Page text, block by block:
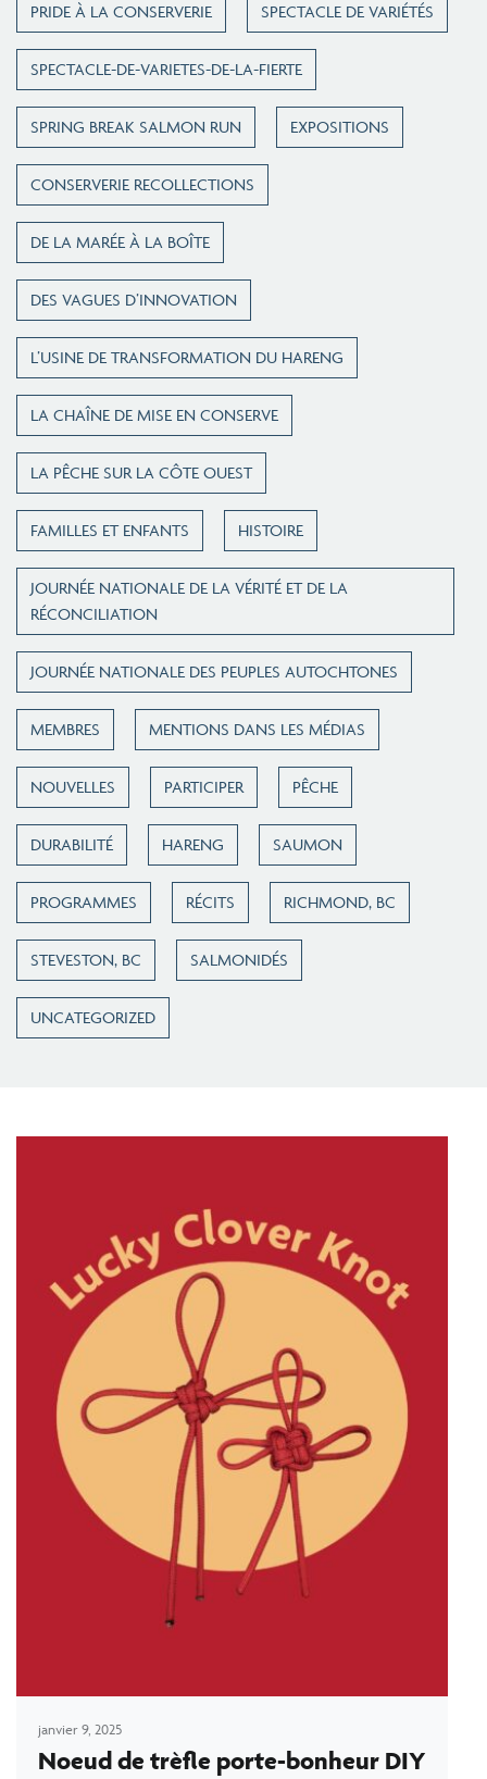
PRIDE À LA CONSERVERIE SPECTACLE DE VARIÉTÉS
SPECTACLE-DE-VARIETES-DE-LA-FIERTE
SPRING BREAK SALMON RUN EXPOSITIONS
CONSERVERIE RECOLLECTIONS
DE LA MARÉE À LA BOÎTE
DES VAGUES D’INNOVATION
L’USINE DE TRANSFORMATION DU HARENG
LA CHAÎNE DE MISE EN CONSERVE
LA PÊCHE SUR LA CÔTE OUEST
FAMILLES ET ENFANTS HISTOIRE
JOURNÉE NATIONALE DE LA VÉRITÉ ET DE LA
RÉCONCILIATION
JOURNÉE NATIONALE DES PEUPLES AUTOCHTONES
MEMBRES MENTIONS DANS LES MÉDIAS
NOUVELLES PARTICIPER PÊCHE
DURABILITÉ HARENG SAUMON
PROGRAMMES RÉCITS RICHMOND, BC
STEVESTON, BC SALMONIDÉS
UNCATEGORIZED
janvier 9, 2025
Noeud de trèfle porte-bonheur DIY